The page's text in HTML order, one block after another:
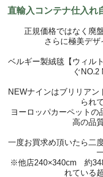
直輸入コンテナ仕入れ
正規価格ではなく廃
さらに極美デ
ベルギー製絨毯【ウィル
ぐNO.2
NEWナインはブリリア
られ
ヨーロッパカーペットの
高の品
一度お買求め頂いたら二
※他店240×340cm 約
れている